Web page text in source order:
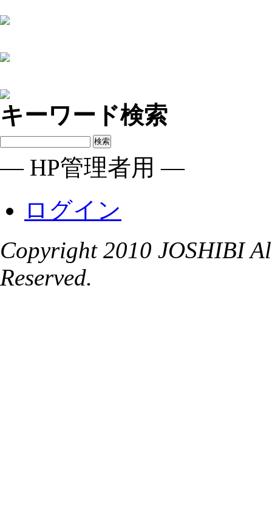
キーワード検索
― HP管理者用 ―
ログイン
Copyright 2010 JOSHIBI
Reserved.